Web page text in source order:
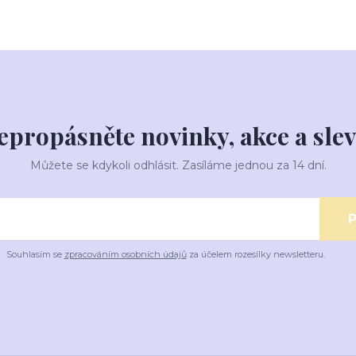
novinky, akce a
Můžete se kdykoli odhlásit. Zasíláme jednou za 14 dní.
Souhlasím se zpracováním osobních údajůza účelem rozesílky newsletteru.